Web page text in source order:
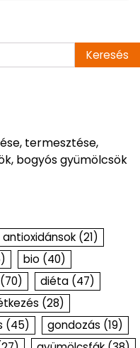
termesztése,
bogyós gyümölcsök
antioxidánsok (21)
bio (40)
(70) diéta (47)
(28)
(45) gondozás (19)